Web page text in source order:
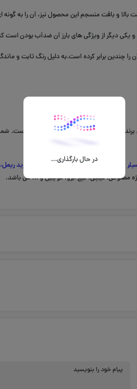
و یکی دیگر از ویژگی های بارز آن ضدآب بودن
چندین برابر کرده است.به دلیل رنگ ثابت و
روز لوازم آرایشی جمع آوری کرده است.
...)، آرایش چشم ( خرید سایه چشم خرید ریمل،
مصنوعی، قیچی، تیغ ابرو، موچین و ... می باشد.
پیام خود را بنویسید
در حال بارگذاری...